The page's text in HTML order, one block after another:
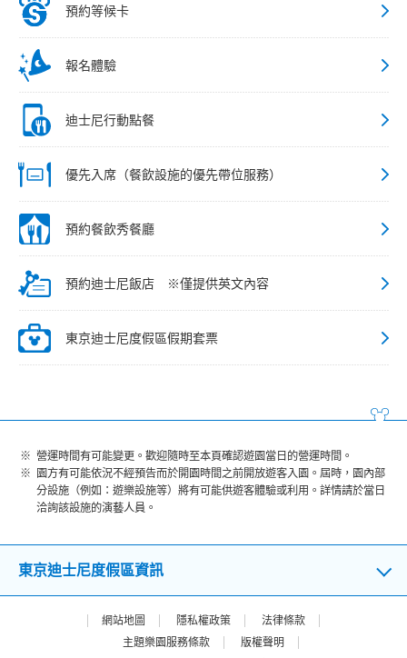
預約等候卡
報名體驗
迪士尼行動點餐
優先入席（餐飲設施的優先帶位服務）
預約餐飲秀餐廳
預約迪士尼飯店 ※僅提供英文內容
東京迪士尼度假區假期套票
營運時間有可能變更。歡迎隨時至本頁確認遊園當日的營運時間。
園方有可能依況不經預告而於開園時間之前開放遊客入園。屆時，園內部
分設施（例如：遊樂設施等）將有可能供遊客體驗或利用。詳情請於當日
洽詢該設施的演藝人員。
東京迪士尼度假區資訊
網站地圖 隱私權政策
法律條款
主題樂園服務條款
版權聲明